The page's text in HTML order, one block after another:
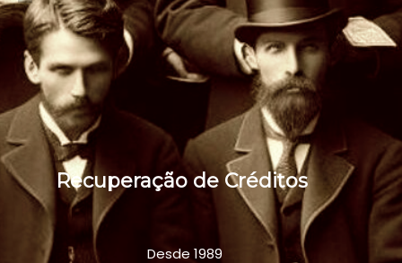
Recuperação de Créditos
Desde 1989